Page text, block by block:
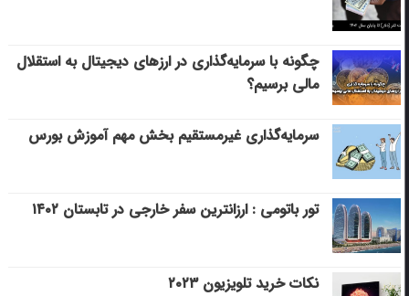
چگونه با سرمایه‌گذاری در ارزهای دیجیتال به استقلال
مالی برسیم؟
سرمایه‌گذاری غیرمستقیم بخش مهم آموزش بورس
تور باتومی : ارزانترین سفر خارجی در تابستان ۱۴۰۲
نکات خرید تلویزیون ۲۰۲۳